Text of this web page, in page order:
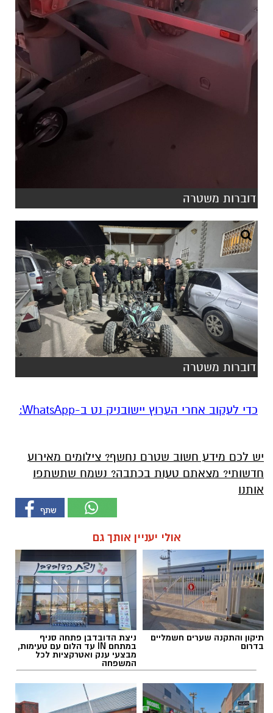
דוברות משטרה
דוברות משטרה
‏כדי לעקוב אחרי הערוץ יישובניק נט ב-WhatsApp:‏‏‏
יש לכם מידע חשוב שטרם נחשף? צילומים מאירוע
חדשותי? מצאתם טעות בכתבה? נשמח שתשתפו
אותנו
אולי יעניין אותך גם
תיקון והתקנה שערים חשמליים
בדרום
ניצת הדובדבן פתחה סניף
במתחם IN עד הלום עם טעימות,
מבצעי ענק ואטרקציות לכל
המשפחה